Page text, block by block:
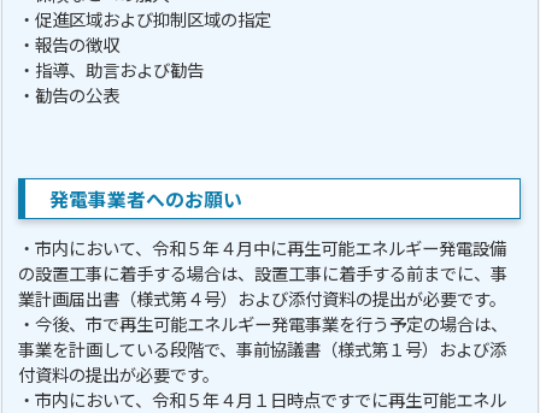
・促進区域および抑制区域の指定
・報告の徴収
・指導、助言および勧告
・勧告の公表
発電事業者へのお願い
・市内において、令和５年４月中に再生可能エネルギー発電設備
の設置工事に着手する場合は、設置工事に着手する前までに、事
業計画届出書（様式第４号）および添付資料の提出が必要です。
・今後、市で再生可能エネルギー発電事業を行う予定の場合は、
事業を計画している段階で、事前協議書（様式第１号）および添
付資料の提出が必要です。
・市内において、令和５年４月１日時点ですでに再生可能エネル